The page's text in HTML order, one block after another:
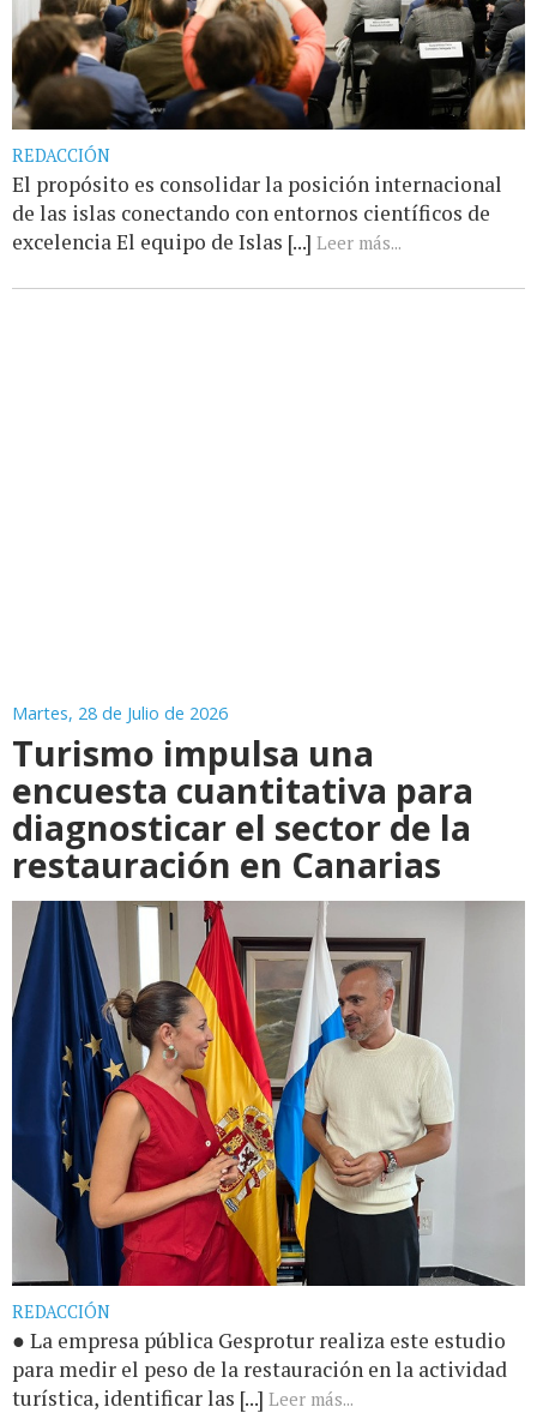
REDACCIÓN
El propósito es consolidar la posición internacional
de las islas conectando con entornos científicos de
excelencia El equipo de Islas [...] Leer más...
Martes, 28 de Julio de 2026
Turismo impulsa una
encuesta cuantitativa para
diagnosticar el sector de la
restauración en Canarias
REDACCIÓN
● La empresa pública Gesprotur realiza este estudio
para medir el peso de la restauración en la actividad
turística, identificar las [...] Leer más...